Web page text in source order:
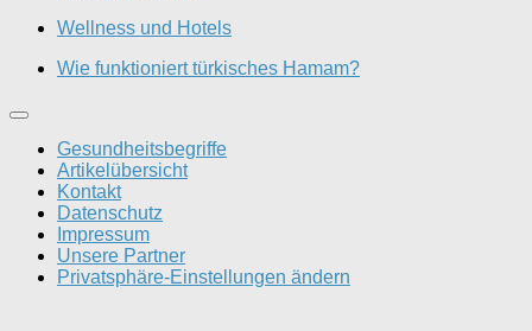
Wellness und Hotels
Wie funktioniert türkisches Hamam?
Gesundheitsbegriffe
Artikelübersicht
Kontakt
Datenschutz
Impressum
Unsere Partner
Privatsphäre-Einstellungen ändern